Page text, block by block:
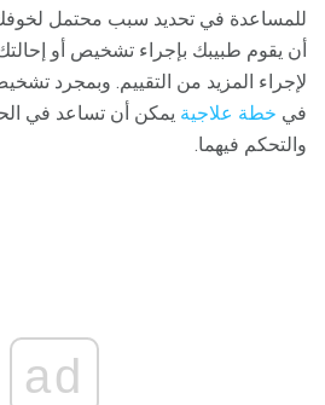
للمساعدة في تحديد سبب محتمل
أن يقوم طبيبك بإجراء تشخيص أو
لإجراء المزيد من التقييم. وبمجرد
في خطة علاجية يمكن أن تساعد في
والتحكم فيهما.
ad